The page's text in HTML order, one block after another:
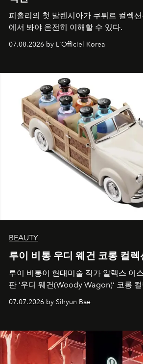
피촐리의 첫 발렌시아가 쿠튀르 컬렉
에서 봐야 온전히 이해할 수 있다.
07.08.2026 by L'Officiel Korea
BEAUTY
루이 비통 우디 웨건 코롱 컬렉
루이 비통이 현대미술 작가 알렉스 이
판 ’우디 웨건(Woody Wagon)‘ 코롱
07.07.2026 by Sihyun Bae